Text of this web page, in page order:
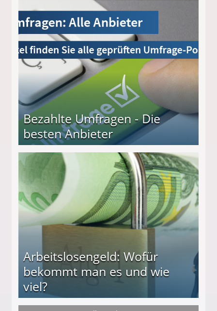
Bezahlte Umfragen - Die
besten Anbieter
Arbeitslosengeld: Wofür
bekommt man es und wie
viel?